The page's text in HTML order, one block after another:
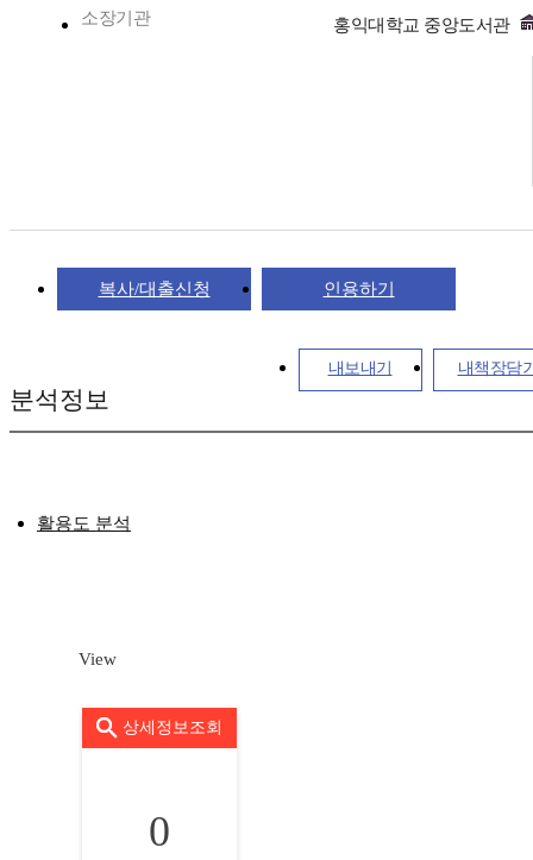
소장기관 홍익대학교 중앙도서관
복사/대출신청 인용하기
내보내기 내책장담
분석정보
활용도 분석
View
상세정보조회
0